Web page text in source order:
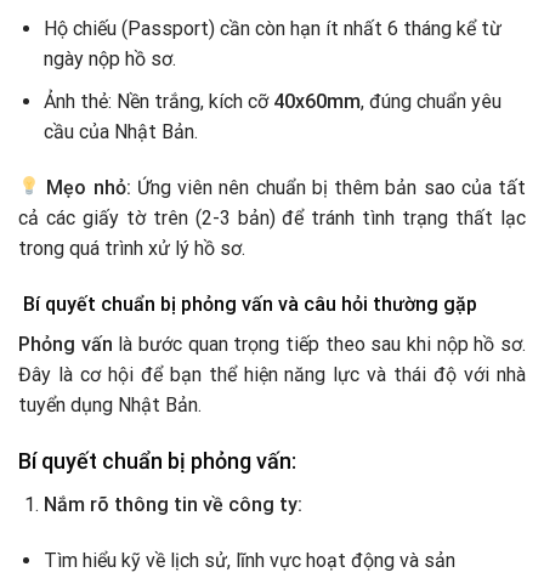
Hộ chiếu (Passport) cần còn hạn ít nhất 6 tháng kể từ
ngày nộp hồ sơ.
Ảnh thẻ: Nền trắng, kích cỡ 40x60mm, đúng chuẩn yêu
cầu của Nhật Bản.
Mẹo nhỏ: Ứng viên nên chuẩn bị thêm bản sao của tất
cả các giấy tờ trên (2-3 bản) để tránh tình trạng thất lạc
trong quá trình xử lý hồ sơ.
Bí quyết chuẩn bị phỏng vấn và câu hỏi thường gặp
Phỏng vấn là bước quan trọng tiếp theo sau khi nộp hồ sơ.
Đây là cơ hội để bạn thể hiện năng lực và thái độ với nhà
tuyển dụng Nhật Bản.
Bí quyết chuẩn bị phỏng vấn:
Nắm rõ thông tin về công ty:
Tìm hiểu kỹ về lịch sử, lĩnh vực hoạt động và sản